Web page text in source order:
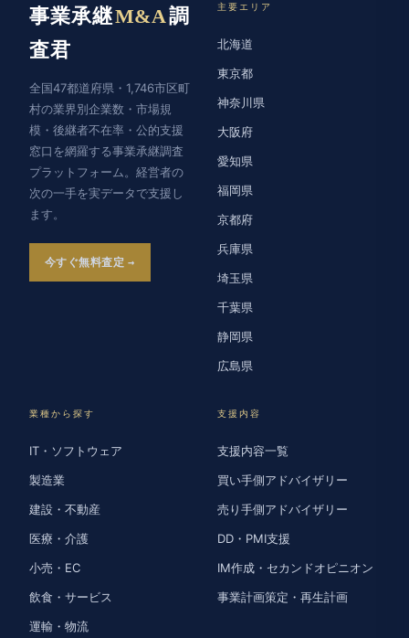
事業承継M&A調
査君
全国47都道府県・1,746市区町
村の業界別企業数・市場規
模・後継者不在率・公的支援
窓口を網羅する事業承継調査
プラットフォーム。経営者の
次の一手を実データで支援し
ます。
今すぐ無料査定
主要エリア
北海道
東京都
神奈川県
大阪府
愛知県
福岡県
京都府
兵庫県
埼玉県
千葉県
静岡県
広島県
業種から探す
IT・ソフトウェア
製造業
建設・不動産
医療・介護
小売・EC
飲食・サービス
運輸・物流
支援内容
支援内容一覧
買い手側アドバイザリー
売り手側アドバイザリー
DD・PMI支援
IM作成・セカンドオピニオン
事業計画策定・再生計画